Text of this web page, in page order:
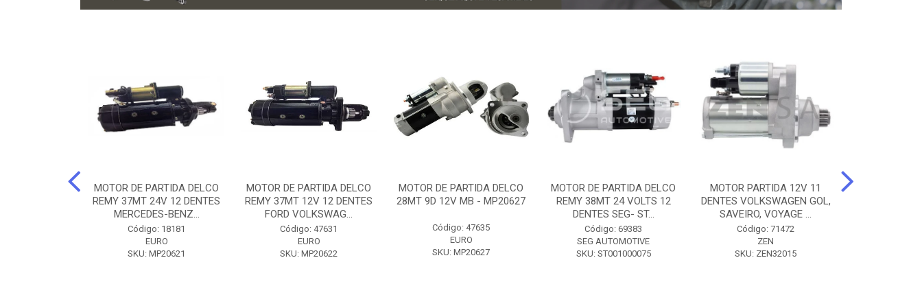
MOTOR DE PARTIDA DELCO
REMY 37MT 24V 12 DENTES
MERCEDES-BENZ...
Código: 18181
EURO
SKU: MP20621
MOTOR DE PARTIDA DELCO
REMY 37MT 12V 12 DENTES
FORD VOLKSWAG...
Código: 47631
EURO
SKU: MP20622
MOTOR DE PARTIDA DELCO
28MT 9D 12V MB - MP20627
Código: 47635
EURO
SKU: MP20627
MOTOR DE PARTIDA DELCO
REMY 38MT 24 VOLTS 12
DENTES SEG- ST...
Código: 69383
SEG AUTOMOTIVE
SKU: ST001000075
MOTOR PARTIDA 12V 11
DENTES VOLKSWAGEN GOL,
SAVEIRO, VOYAGE ...
Código: 71472
ZEN
SKU: ZEN32015